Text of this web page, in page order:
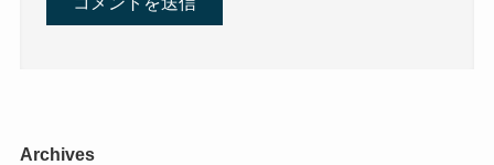
Archives